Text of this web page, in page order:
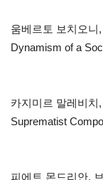
움베르토 보치오니
Dynamism of a
카지미르 말레비치
Suprematist
피에트 몬드리안,